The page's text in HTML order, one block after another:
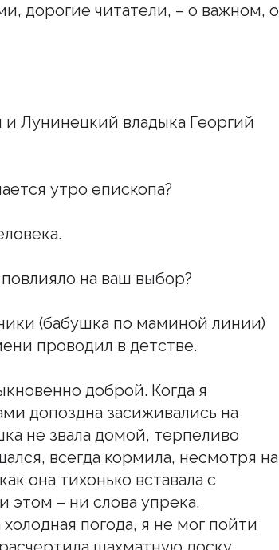
дорогие читатели, – о важном, о
Лунинецкий владыка Георгий
утро епископа?
на ваш выбор?
(бабушка по маминой линии)
проводил в детстве.
доброй. Когда я
допоздна засиживались на
не звала домой, терпеливо
всегда кормила, несмотря на
она тихонько вставала с
этом – ни слова упрека.
погода, я не мог пойти